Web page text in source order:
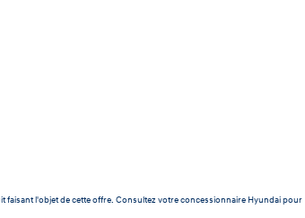
l'objet de cette offre. Consultez votre concessionnaire Hyundai pour